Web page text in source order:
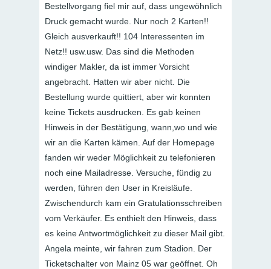
Bestellvorgang fiel mir auf, dass ungewöhnlich
Druck gemacht wurde. Nur noch 2 Karten!!
Gleich ausverkauft!! 104 Interessenten im
Netz!! usw.usw. Das sind die Methoden
windiger Makler, da ist immer Vorsicht
angebracht. Hatten wir aber nicht. Die
Bestellung wurde quittiert, aber wir konnten
keine Tickets ausdrucken. Es gab keinen
Hinweis in der Bestätigung, wann,wo und wie
wir an die Karten kämen. Auf der Homepage
fanden wir weder Möglichkeit zu telefonieren
noch eine Mailadresse. Versuche, fündig zu
werden, führen den User in Kreisläufe.
Zwischendurch kam ein Gratulationsschreiben
vom Verkäufer. Es enthielt den Hinweis, dass
es keine Antwortmöglichkeit zu dieser Mail gibt.
Angela meinte, wir fahren zum Stadion. Der
Ticketschalter von Mainz 05 war geöffnet. Oh